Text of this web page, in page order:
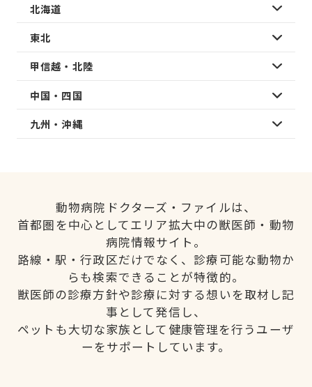
北海道
東北
甲信越・北陸
中国・四国
九州・沖縄
動物病院ドクターズ・ファイルは、
首都圏を中心としてエリア拡大中の獣医師・動物
病院情報サイト。
路線・駅・行政区だけでなく、診療可能な動物か
らも検索できることが特徴的。
獣医師の診療方針や診療に対する想いを取材し記
事として発信し、
ペットも大切な家族として健康管理を行うユーザ
ーをサポートしています。